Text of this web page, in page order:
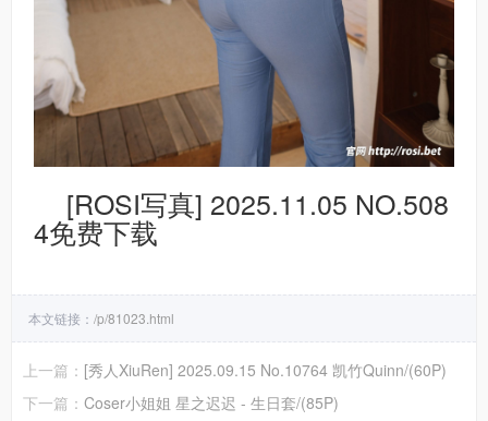
[ROSI写真] 2025.11.05 NO.508
4免费下载
本文链接： /p/81023.html
上一篇： [秀人XiuRen] 2025.09.15 No.10764 凯竹Quinn/(60P)
下一篇： Coser小姐姐 星之迟迟 - 生日套/(85P)